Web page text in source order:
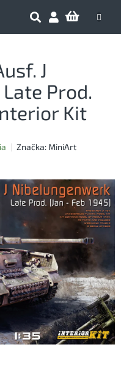
J
Prod.
Kit
Značka: MiniArt